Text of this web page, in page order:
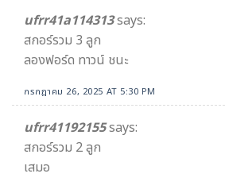
ufrr41a114313says:
สกอร์รวม 3 ลูก
ลองฟอร์ด ทาวน์ ชนะ
กรกฎาคม 26, 2025 AT 5:30 PM
ufrr41192155says:
สกอร์รวม 2 ลูก
เสมอ